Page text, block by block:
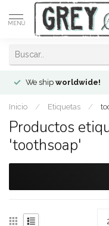
MENÚ
We ship worldwide!
Inicio / Etiquetas /
Productos
'toothsoap'